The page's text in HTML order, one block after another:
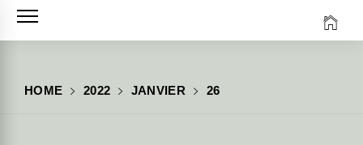
Skip
HOME 2022 JANVIER 26